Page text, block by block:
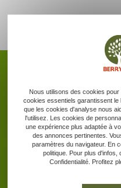
Nous utilisons des cookies
cookies essentiels garantissent le
que les cookies d'analyse nous
l'utilisez. Les cookies de
une expérience plus adaptée à
des annonces pertinentes.
paramètres du navigateur. En
politique. Pour plus d'infos,
Confidentialité. Profitez